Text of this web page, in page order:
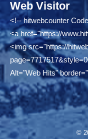
Web Visitor
<!-- hitwebcounter
<a href="https://
<img src="https://
Alt="Web Hits"
©